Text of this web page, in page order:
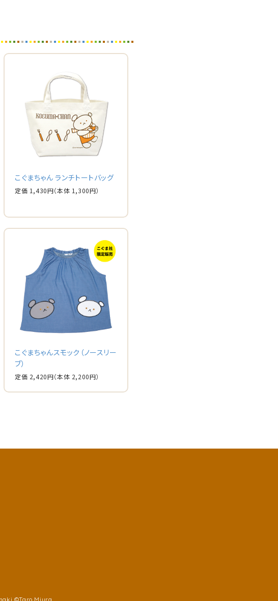
こぐまちゃん ランチトートバッグ
定価 1,430円（本体 1,300円）
こぐまちゃんスモック（ノースリー
ブ）
定価 2,420円（本体 2,200円）
©Taro Miura